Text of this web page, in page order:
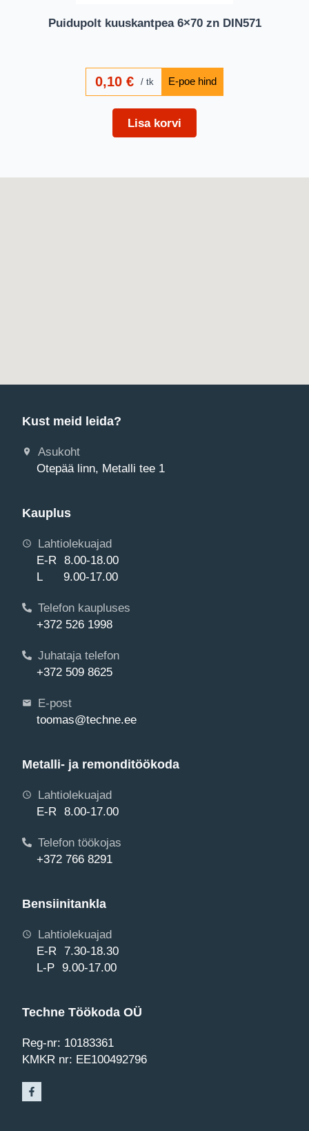
Puidupolt kuuskantpea 6×70 zn DIN571
0,10€ tk
Lisa korvi
Kust meid leida?
Asukoht
Otepää linn, Metalli tee 1
Kauplus
Lahtiolekuajad
E-R 8.00-18.00
L 9.00-17.00
Telefon kaupluses
+372 526 1998
Juhataja telefon
+372 509 8625
E-post
toomas@techne.ee
Metalli- ja remonditöökoda
Lahtiolekuajad
E-R 8.00-17.00
Telefon töökojas
+372 766 8291
Bensiinitankla
Lahtiolekuajad
E-R 7.30-18.30
L-P 9.00-17.00
Techne Töökoda OÜ
Reg-nr: 10183361
KMKR nr: EE100492796